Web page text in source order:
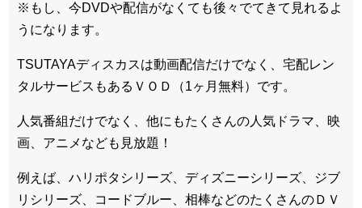
※もし、今DVDや配信がなくても後々でてきて見れるよ
うになります。
TSUTAYAディスカスは動画配信だけでなく、宅配レン
タルサービスもあるＶＯＤ（1ヶ月無料）です。
人気番組だけでなく、他にもたくさんの人気ドラマ、映
画、アニメなども見放題！
例えば、ハリポタシリーズ、ディズニーシリーズ、ジブ
リシリーズ、コードブルー、相棒などのたくさんのＤＶ